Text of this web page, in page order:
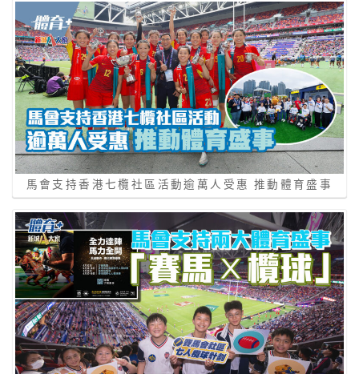
馬會支持香港七欖社區活動逾萬人受惠 推動體育盛事